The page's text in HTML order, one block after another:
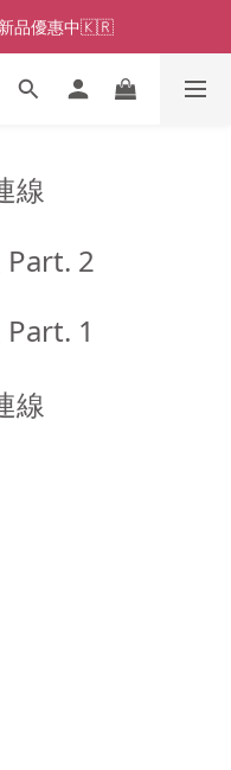
品優惠中🇰🇷
線
Part. 2
1
線